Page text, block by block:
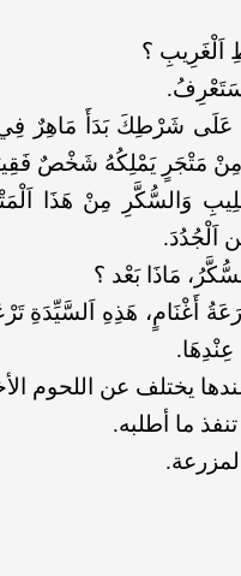
اَلْغَرِيبِ ؟
سَتَعْرِفُ.
عَلَى شَرْطِكَ بَدَأَ مَاهِرٌ
مِنْ مَتْجَرٍ يَمْلِكُهُ شَخْصٌ
وَالسُّكَّرِ مِنْ هَذَا
اَلْجُدُدَ.
مَاذَا بَعْد ؟
أَغْنَامٍ، هَذِهِ اَلسَّيِّدَةِ
يختلف عن اللحوم
ما أطلبه.